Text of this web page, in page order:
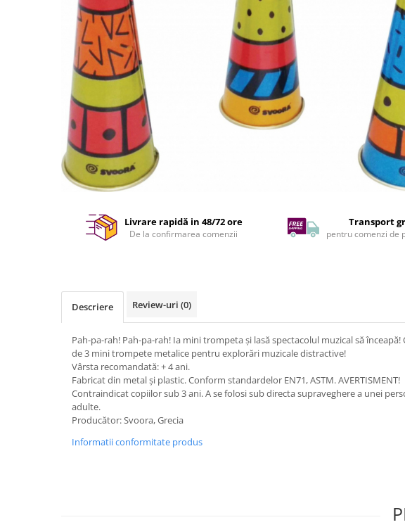
Livrare rapidă in 48/72 ore
De la confirmarea comenzii
Transport
pentru comenzi de
Descriere Review-uri (0)
Pah-pa-rah! Pah-pa-rah! Ia mini trompeta și lasă spectacolul muzical să înceapă!
de 3 mini trompete metalice pentru explorări muzicale distractive!
Vârsta recomandată: + 4 ani.
Fabricat din metal și plastic. Conform standardelor EN71, ASTM. AVERTISMENT!
Contraindicat copiilor sub 3 ani. A se folosi sub directa supraveghere a unei
adulte.
Producător: Svoora, Grecia
Informatii conformitate produs